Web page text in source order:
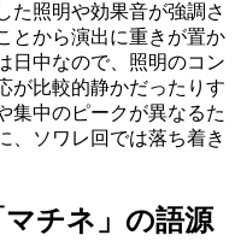
た照明や効果音が強調さ
とから演出に重きが置か
日中なので、照明のコン
が比較的静かだったりす
集中のピークが異なるた
、ソワレ回では落ち着き
チネ」の語源